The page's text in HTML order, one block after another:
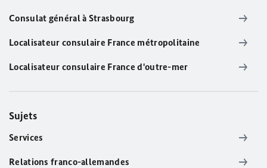
Consulat général à Strasbourg
Localisateur consulaire France métropolitaine
Localisateur consulaire France d'outre-mer
Sujets
Services
Relations franco-allemandes